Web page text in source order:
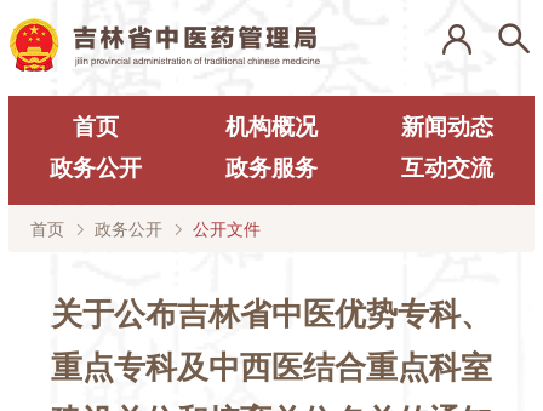
首页 机构概况
新闻动态
政务公开
政务服务 互动交流
首页 政务公开 公开文件
关于公布吉林省中医优势专科、
重点专科及中西医结合重点科室